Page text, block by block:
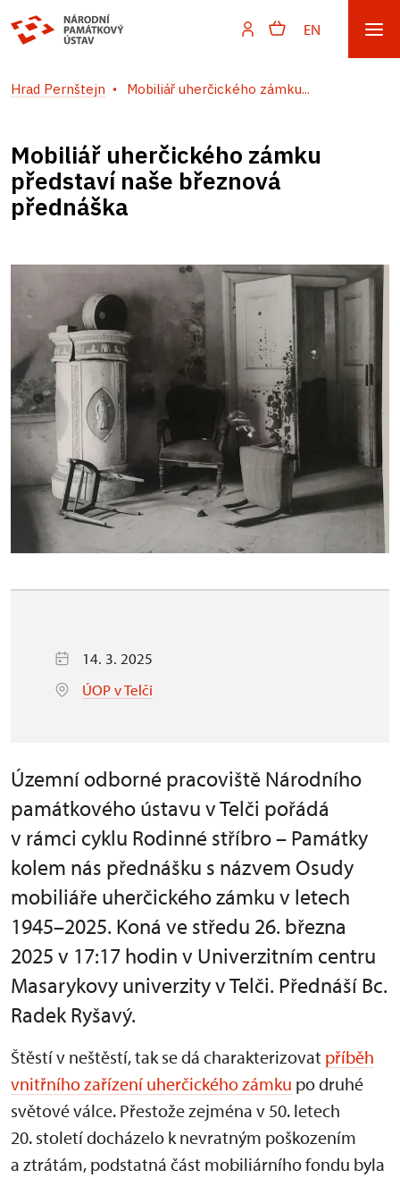
EN
Hrad Pernštejn Mobiliář uherčického zámku...
Mobiliář uherčického zámku
představí naše březnová
přednáška
14. 3. 2025
ÚOP v Telči
Územní odborné pracoviště Národního
památkového ústavu v Telči pořádá
v rámci cyklu Rodinné stříbro – Památky
kolem nás přednášku s názvem Osudy
mobiliáře uherčického zámku v letech
1945–2025. Koná ve středu 26. března
2025 v 17:17 hodin v Univerzitním centru
Masarykovy univerzity v Telči. Přednáší Bc.
Radek Ryšavý.
Štěstí v neštěstí, tak se dá charakterizovat příběh
vnitřního zařízení uherčického zámku po druhé
světové válce. Přestože zejména v 50. letech
20. století docházelo k nevratným poškozením
a ztrátám, podstatná část mobiliárního fondu byla